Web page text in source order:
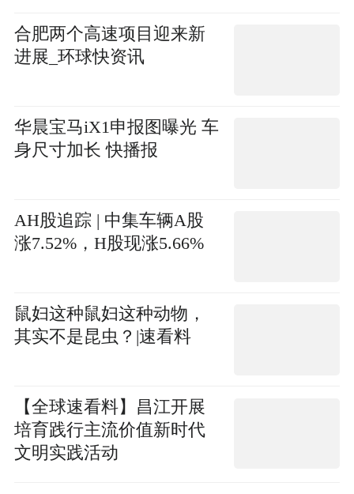
合肥两个高速项目迎来新
进展_环球快资讯
华晨宝马iX1申报图曝光 车
身尺寸加长 快播报
AH股追踪 | 中集车辆A股
涨7.52%，H股现涨5.66%
鼠妇这种鼠妇这种动物，
其实不是昆虫？|速看料
【全球速看料】昌江开展
培育践行主流价值新时代
文明实践活动